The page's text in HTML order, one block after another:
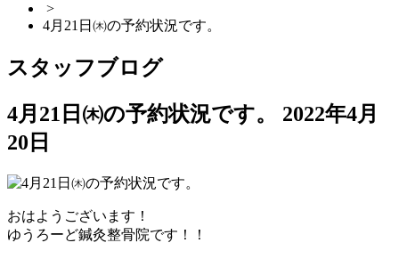
>
4月21日㈭の予約状況です。
スタッフブログ
4月21日㈭の予約状況です。
2022年4月
20日
おはようございます！
ゆうろーど鍼灸整骨院です！！